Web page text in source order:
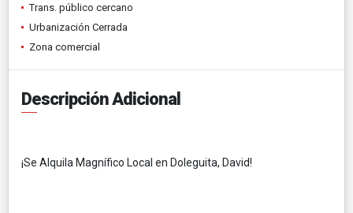
Trans. público cercano
Urbanización Cerrada
Zona comercial
Descripción Adicional
¡Se Alquila Magnífico Local en Doleguita, David!